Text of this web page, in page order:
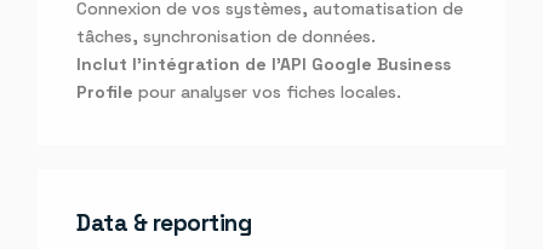
Connexion de vos systèmes, automatisation de
tâches, synchronisation de données.
Inclut l’intégration de l’API Google Business
Profile pour analyser vos fiches locales.
Data & reporting